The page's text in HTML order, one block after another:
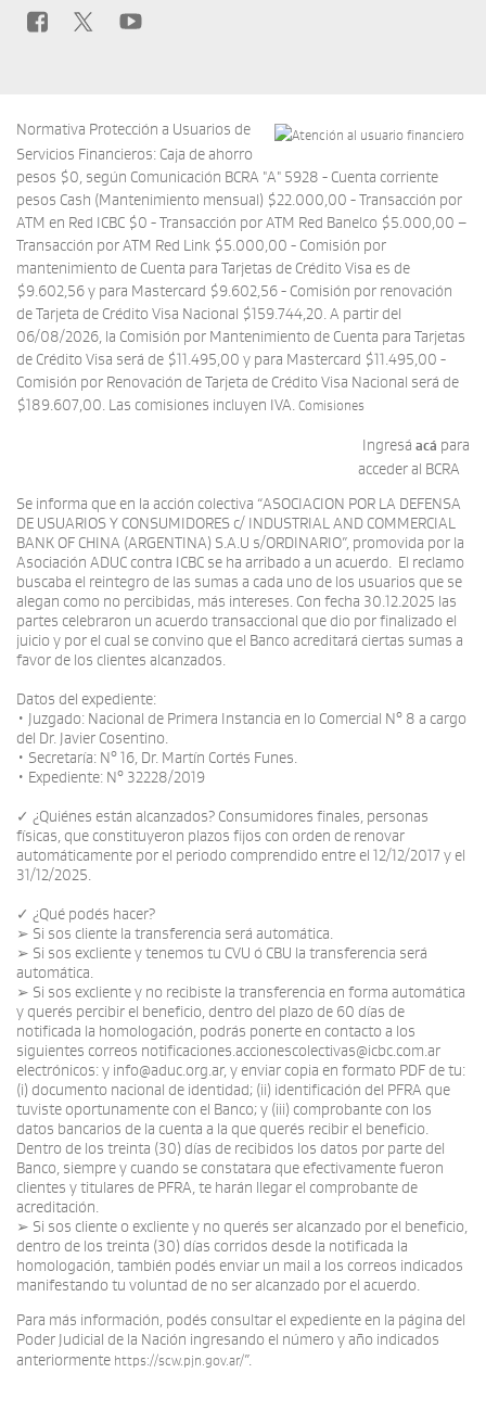
Normativa Protección a Usuarios de
Servicios Financieros: Caja de ahorro
pesos $0, según Comunicación BCRA "A" 5928 - Cuenta corriente
pesos Cash (Mantenimiento mensual) $22.000,00 - Transacción por
ATM en Red ICBC $0 - Transacción por ATM Red Banelco $5.000,00 –
Transacción por ATM Red Link $5.000,00 - Comisión por
mantenimiento de Cuenta para Tarjetas de Crédito Visa es de
$9.602,56 y para Mastercard $9.602,56 - Comisión por renovación
de Tarjeta de Crédito Visa Nacional $159.744,20. A partir del
06/08/2026, la Comisión por Mantenimiento de Cuenta para Tarjetas
de Crédito Visa será de $11.495,00 y para Mastercard $11.495,00 -
Comisión por Renovación de Tarjeta de Crédito Visa Nacional será de
$189.607,00. Las comisiones incluyen IVA. Comisiones
Ingresá acá para
acceder al BCRA
Se informa que en la acción colectiva “ASOCIACION POR LA DEFENSA
DE USUARIOS Y CONSUMIDORES c/ INDUSTRIAL AND COMMERCIAL
BANK OF CHINA (ARGENTINA) S.A.U s/ORDINARIO”, promovida por la
Asociación ADUC contra ICBC se ha arribado a un acuerdo. El reclamo
buscaba el reintegro de las sumas a cada uno de los usuarios que se
alegan como no percibidas, más intereses. Con fecha 30.12.2025 las
partes celebraron un acuerdo transaccional que dio por finalizado el
juicio y por el cual se convino que el Banco acreditará ciertas sumas a
favor de los clientes alcanzados.
Datos del expediente:
• Juzgado: Nacional de Primera Instancia en lo Comercial N° 8 a cargo
del Dr. Javier Cosentino.
• Secretaría: N° 16, Dr. Martín Cortés Funes.
• Expediente: N° 32228/2019
✓ ¿Quiénes están alcanzados? Consumidores finales, personas
físicas, que constituyeron plazos fijos con orden de renovar
automáticamente por el periodo comprendido entre el 12/12/2017 y el
31/12/2025.
✓ ¿Qué podés hacer?
➢ Si sos cliente la transferencia será automática.
➢ Si sos excliente y tenemos tu CVU ó CBU la transferencia será
automática.
➢ Si sos excliente y no recibiste la transferencia en forma automática
y querés percibir el beneficio, dentro del plazo de 60 días de
notificada la homologación, podrás ponerte en contacto a los
siguientes correos notificaciones.accionescolectivas@icbc.com.ar
electrónicos: y info@aduc.org.ar, y enviar copia en formato PDF de tu:
(i) documento nacional de identidad; (ii) identificación del PFRA que
tuviste oportunamente con el Banco; y (iii) comprobante con los
datos bancarios de la cuenta a la que querés recibir el beneficio.
Dentro de los treinta (30) días de recibidos los datos por parte del
Banco, siempre y cuando se constatara que efectivamente fueron
clientes y titulares de PFRA, te harán llegar el comprobante de
acreditación.
➢ Si sos cliente o excliente y no querés ser alcanzado por el beneficio,
dentro de los treinta (30) días corridos desde la notificada la
homologación, también podés enviar un mail a los correos indicados
manifestando tu voluntad de no ser alcanzado por el acuerdo.
Para más información, podés consultar el expediente en la página del
Poder Judicial de la Nación ingresando el número y año indicados
anteriormente https://scw.pjn.gov.ar/”.